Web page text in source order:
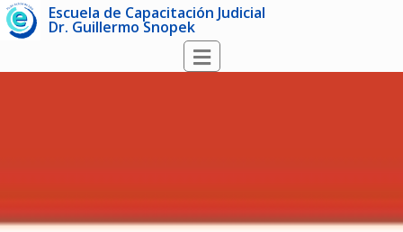
Escuela de Capacitación Judicial
Dr. Guillermo Snopek